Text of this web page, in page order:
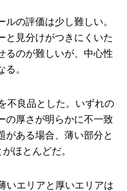
の評価は少し難しい。
と見分けがつきにくいた
るのが難しいが、中心性
。
不良品とした。いずれの
の厚さが明らかに不一致
がある場合、薄い部分と
ほとんどだ。
いエリアと厚いエリアは